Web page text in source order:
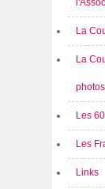
La
La
photos
Les
Les
Links